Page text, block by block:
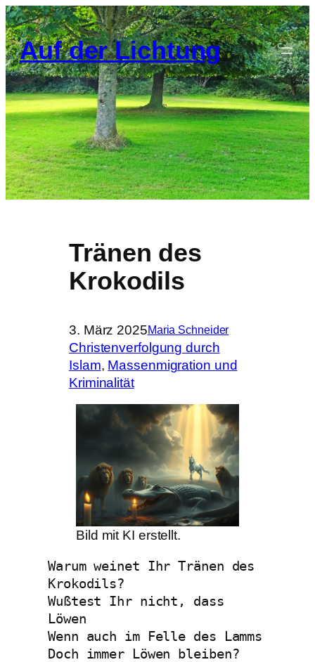
Zum
Inhalt
springen
Auf der Lichtung
Tränen des
Krokodils
3. März 2025Maria Schneider
Christenverfolgung durch
Islam, Massenmigration und
Kriminalität
Bild mit KI erstellt.
Warum weinet Ihr Tränen des
Krokodils?
Wußtest Ihr nicht, dass
Löwen
Wenn auch im Felle des Lamms
Doch immer Löwen bleiben?